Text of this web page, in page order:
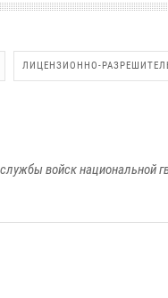
ЛИЦЕНЗИОННО-
войск национальной